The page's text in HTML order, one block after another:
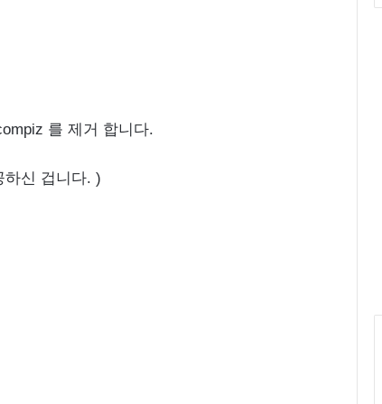
를 제거 합니다.
하신 겁니다. )